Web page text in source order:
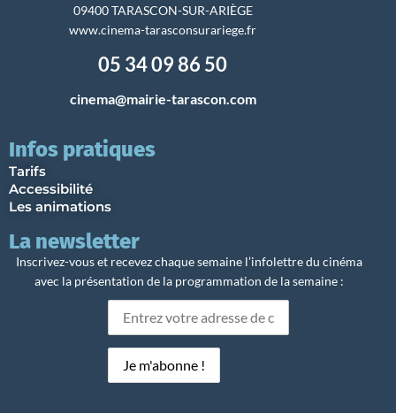
09400 TARASCON-SUR-ARIÈGE
www.cinema-tarasconsurariege.fr
05 34 09 86 50
cinema@mairie-tarascon.com
Infos pratiques
Tarifs
Accessibilité
Les animations
La newsletter
Inscrivez-vous et recevez chaque semaine l’infolettre du cinéma
avec la présentation de la programmation de la semaine :